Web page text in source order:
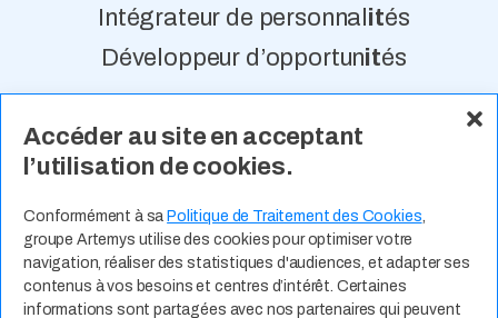
Accéder au site en acceptant
l’utilisation de cookies.
Conformément à sa Politique de Traitement des Cookies,
groupe Artemys utilise des cookies pour optimiser votre
navigation, réaliser des statistiques d'audiences, et adapter ses
contenus à vos besoins et centres d’intérêt. Certaines
informations sont partagées avec nos partenaires qui peuvent
Intégrateur de personnal ités
Développeur d’opportunités
À Propos Nos Valeurs Actualité
Contact Expertises Métiers
Espace Talents Offres d’Emploi
Candidature Spontanée